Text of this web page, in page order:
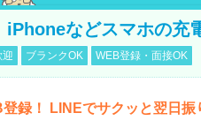
iPhoneなどスマホの充
迎 ブランクOK WEB登録・面接OK
録！ LINEでサクッと翌日振